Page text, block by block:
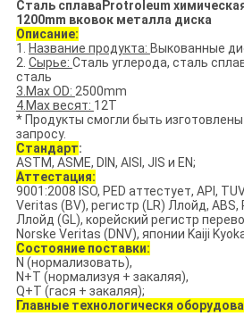
Сталь сплаваProtroleum
1200mm вковок металла диска
Описание:
1. Название продукта: Выкованные
2. Сырье: Сталь углерода, сталь
сталь
3.Max OD: 2500mm
4.Max весят: 12T
* Продукты смогли быть
запросу.
Стандарт:
ASTM, ASME, DIN, AISI, JIS и EN;
Аттестация:
9001:2008 ISO, PED аттестует, API,
Veritas (BV), регистр (LR) Ллойд, ABS,
Ллойд (GL), корейский регистр
Norske Veritas (DNV), японии Kaiji
Состояние поставки:
N (нормализовать),
N+T (нормализуя + закаляя),
Q+T (гася + закаляя);
Главные технологическя